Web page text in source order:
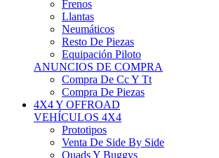
Neumáticos
Resto De Piezas
Equipación Piloto
ANUNCIOS DE COMPRA
Compra De Cc Y Tt
Compra De Piezas
4X4 Y OFFROAD
VEHÍCULOS 4X4
Prototipos
Venta De Side By Side
Quads Y Buggys
4x4 De Calle